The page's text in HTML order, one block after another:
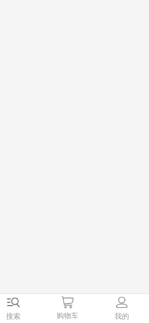
搜索 购物车 我的